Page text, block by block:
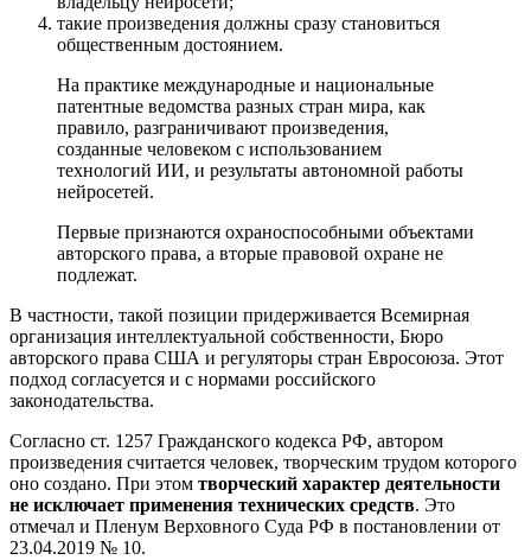
такие произведения должны сразу становиться
общественным достоянием.
На практике международные и национальные
патентные ведомства разных стран мира, как
правило, разграничивают произведения,
созданные человеком с использованием
технологий ИИ, и результаты автономной работы
нейросетей.
Первые признаются охраноспособными объектами
авторского права, а вторые правовой охране не
подлежат.
В частности, такой позиции придерживается Всемирная
организация интеллектуальной собственности, Бюро
авторского права США и регуляторы стран Евросоюза. Этот
подход согласуется и с нормами российского
законодательства.
Согласно ст. 1257 Гражданского кодекса РФ, автором
произведения считается человек, творческим трудом которого
оно создано. При этом творческий характер деятельности
не исключает применения технических средств. Это
отмечал и Пленум Верховного Суда РФ в постановлении от
23.04.2019 № 10.